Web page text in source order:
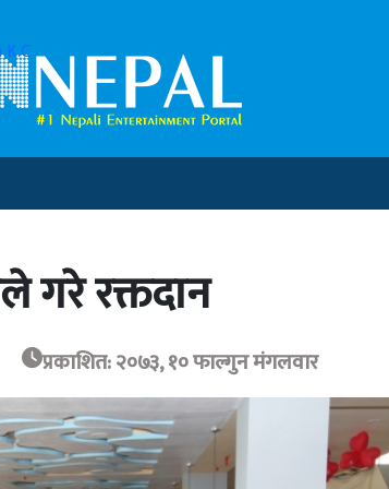
गरे रक्तदान
प्रकाशित: २०७३, १० फाल्गुन मंगलवार